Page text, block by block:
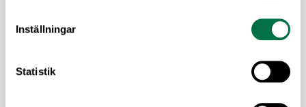
Inställningar
Statistik
arbetsrätten kan avtalas bort genom kollektivavtal
eller individuella anställningsavtal, är det möjligt att